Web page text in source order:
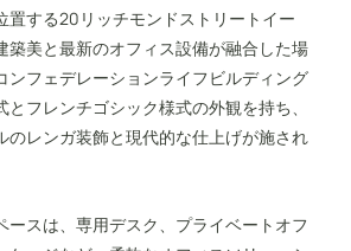
置する20リッチモンドストリートイー
築美と最新のオフィス設備が融合した場
ンフェデレーションライフビルディング
フレンチゴシック様式の外観を持ち、
のレンガ装飾と現代的な仕上げが施され
ースは、専用デスク、プライベートオフ